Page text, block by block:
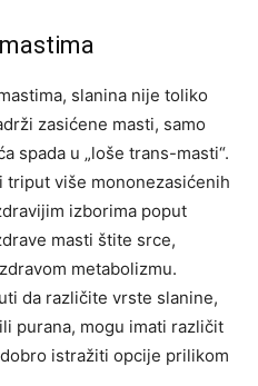
slanina nije toliko
zasićene masti, samo
spada u „loše trans-masti“.
triput više mononezasićenih
izborima poput
masti štite srce,
metabolizmu.
da različite vrste slanine,
purana, mogu imati različit
istražiti opcije prilikom